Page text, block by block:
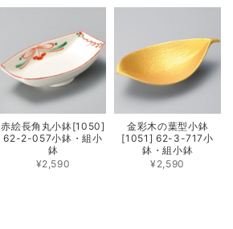
赤絵長角丸小鉢[1050]
62-2-057小鉢・組小
鉢
¥2,590
金彩木の葉型小鉢
[1051] 62-3-717小
鉢・組小鉢
¥2,590